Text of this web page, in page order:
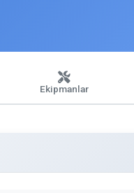
Ekipmanlar